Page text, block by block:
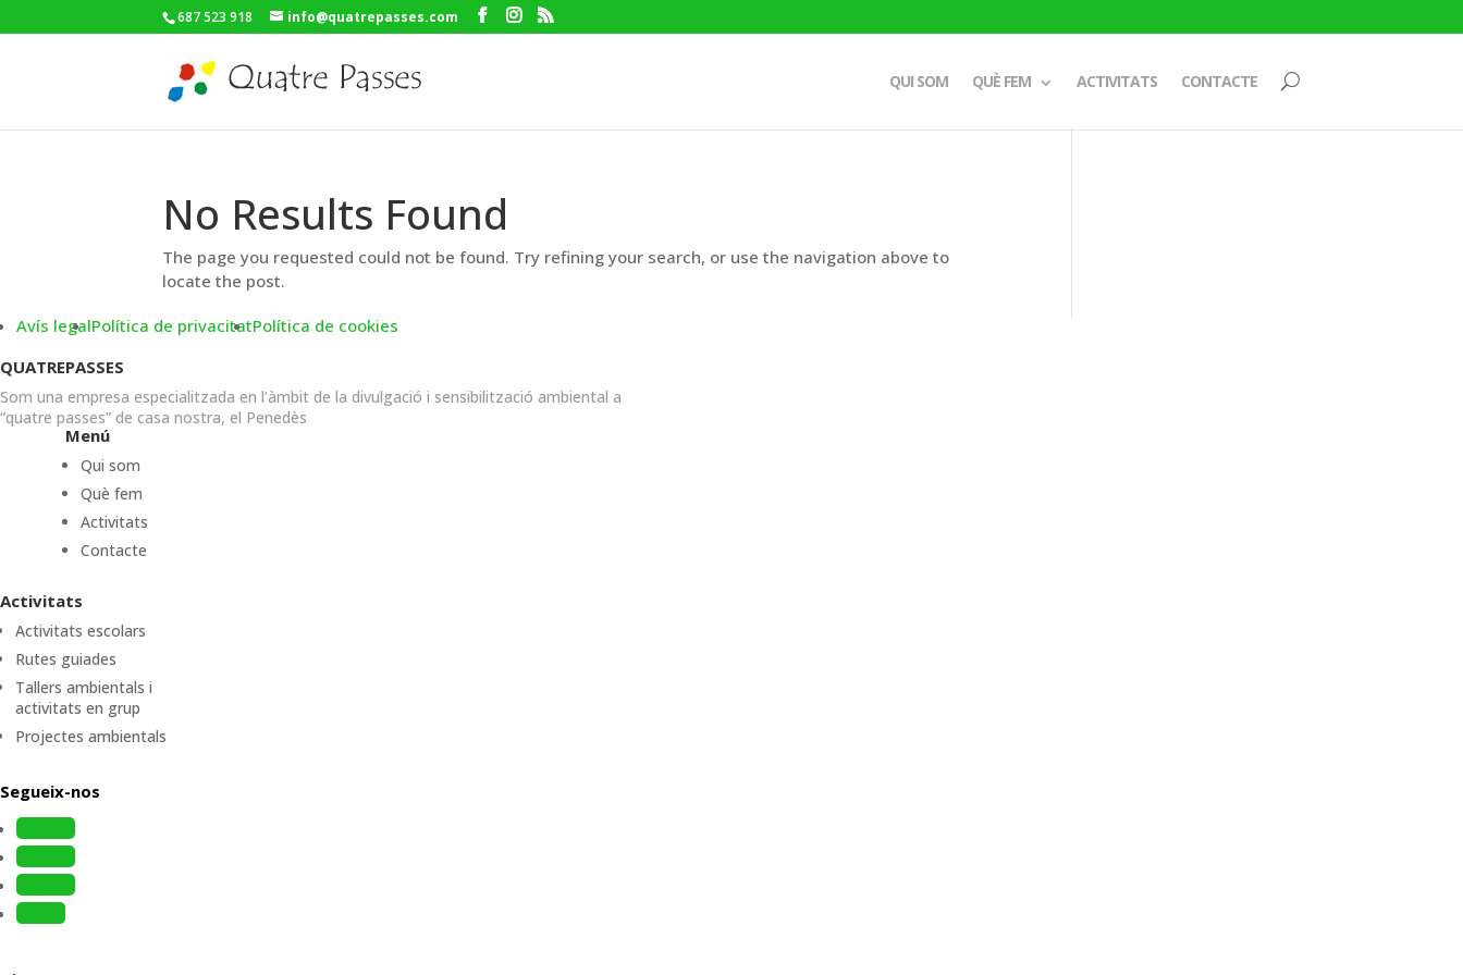
687 523 918 info@quatrepasses.com
QUI SOM QUÈ FEM ACTIVITATS CONTACTE
No Results Found
The page you requested could not be found. Try refining your search, or use the navigation above to
locate the post.
Avís legalPolítica de privacitatPolítica de cookies
QUATREPASSES
Som una empresa especialitzada en l’àmbit de la divulgació i sensibilització ambiental a
“quatre passes” de casa nostra, el Penedès
Menú
Qui som
Què fem
Activitats
Contacte
Activitats
Activitats escolars
Rutes guiades
Tallers ambientals i
activitats en grup
Projectes ambientals
Segueix-nos
Follow
Follow
Follow
Follow